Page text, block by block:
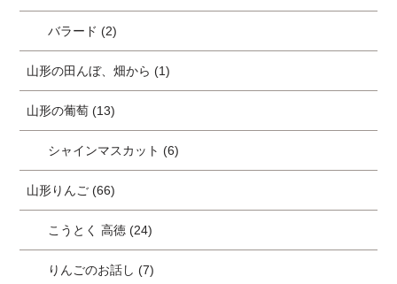
バラード (2)
山形の田んぼ、畑から (1)
山形の葡萄 (13)
シャインマスカット (6)
山形りんご (66)
こうとく 高徳 (24)
りんごのお話し (7)